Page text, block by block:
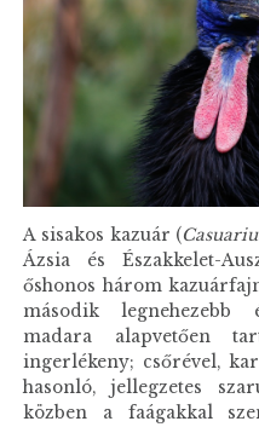
A sisakos kazuár (
Ázsia és Északkelet-
őshonos három
második legnehezebb
madara alapvetően
ingerlékeny; csőrével,
hasonló, jellegzetes
közben a faágakkal